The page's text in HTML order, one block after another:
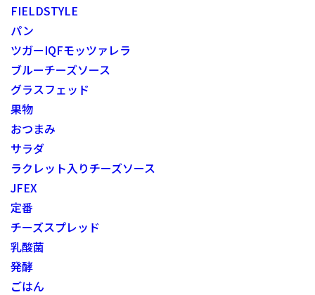
FIELDSTYLE
パン
ツガーIQFモッツァレラ
ブルーチーズソース
グラスフェッド
果物
おつまみ
サラダ
ラクレット入りチーズソース
JFEX
定番
チーズスプレッド
乳酸菌
発酵
ごはん